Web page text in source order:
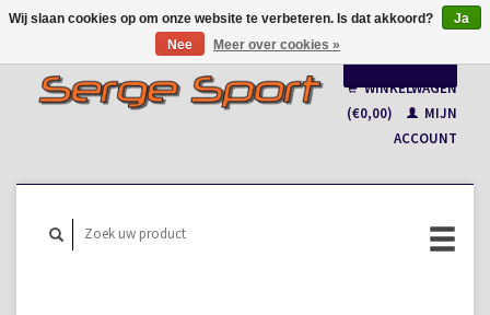
Français
WINKELWAGEN
(€0,00)
MIJN
ACCOUNT
Wij slaan cookies op om onze website te verbeteren. Is dat akkoord?
Ja
Nee
Meer over cookies »